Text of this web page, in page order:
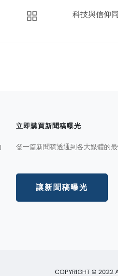
科技與信仰
立即購買新聞稿曝光
發一篇新聞稿透通到各大媒體的
讓新聞稿曝光
COPYRIGHT © 2022